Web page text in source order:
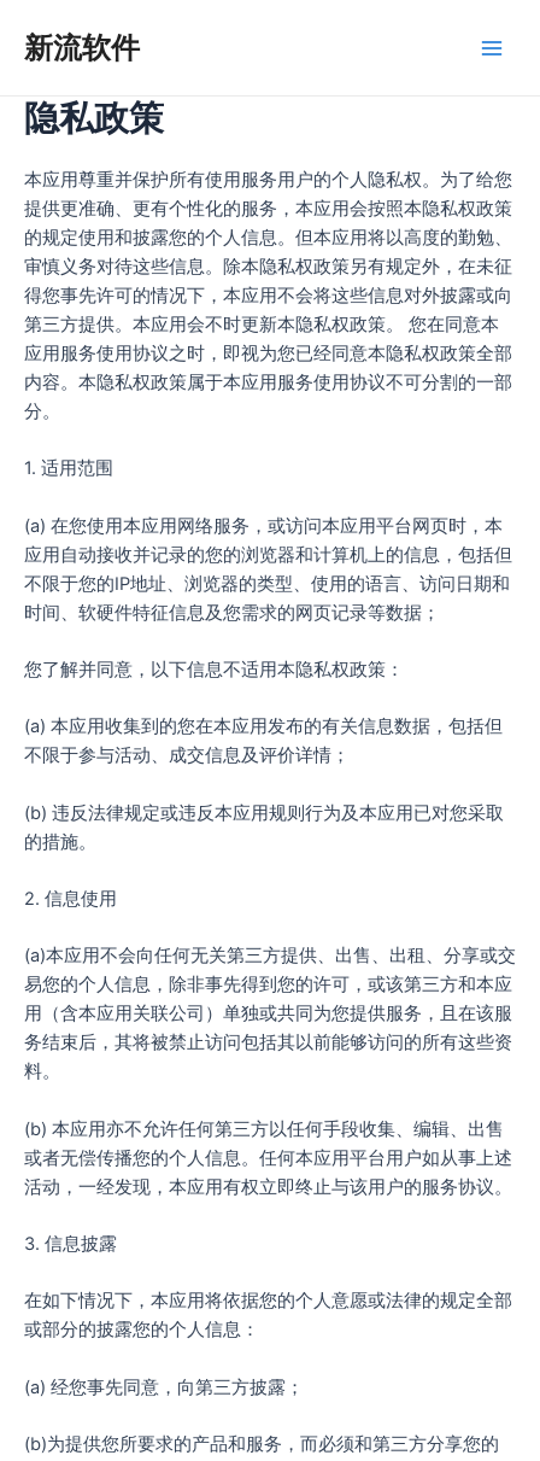
新流软件
隐私政策
本应用尊重并保护所有使用服务用户的个人隐私权。为了给您
提供更准确、更有个性化的服务，本应用会按照本隐私权政策
的规定使用和披露您的个人信息。但本应用将以高度的勤勉、
审慎义务对待这些信息。除本隐私权政策另有规定外，在未征
得您事先许可的情况下，本应用不会将这些信息对外披露或向
第三方提供。本应用会不时更新本隐私权政策。 您在同意本
应用服务使用协议之时，即视为您已经同意本隐私权政策全部
内容。本隐私权政策属于本应用服务使用协议不可分割的一部
分。
1. 适用范围
(a) 在您使用本应用网络服务，或访问本应用平台网页时，本
应用自动接收并记录的您的浏览器和计算机上的信息，包括但
不限于您的IP地址、浏览器的类型、使用的语言、访问日期和
时间、软硬件特征信息及您需求的网页记录等数据；
您了解并同意，以下信息不适用本隐私权政策：
(a) 本应用收集到的您在本应用发布的有关信息数据，包括但
不限于参与活动、成交信息及评价详情；
(b) 违反法律规定或违反本应用规则行为及本应用已对您采取
的措施。
2. 信息使用
(a)本应用不会向任何无关第三方提供、出售、出租、分享或交
易您的个人信息，除非事先得到您的许可，或该第三方和本应
用（含本应用关联公司）单独或共同为您提供服务，且在该服
务结束后，其将被禁止访问包括其以前能够访问的所有这些资
料。
(b) 本应用亦不允许任何第三方以任何手段收集、编辑、出售
或者无偿传播您的个人信息。任何本应用平台用户如从事上述
活动，一经发现，本应用有权立即终止与该用户的服务协议。
3. 信息披露
在如下情况下，本应用将依据您的个人意愿或法律的规定全部
或部分的披露您的个人信息：
(a) 经您事先同意，向第三方披露；
(b)为提供您所要求的产品和服务，而必须和第三方分享您的